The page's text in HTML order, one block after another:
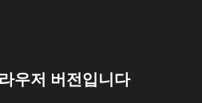
우저 버전입니다